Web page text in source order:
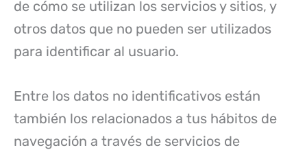
de cómo se utilizan los servicios y sitios, y
otros datos que no pueden ser utilizados
para identificar al usuario.
Entre los datos no identificativos están
también los relacionados a tus hábitos de
navegación a través de servicios de